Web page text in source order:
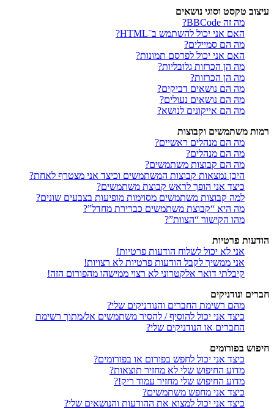
עיצוב טקסט וסוגי נושאים
מה זה BBCode?
האם אני יכול להשתמש ב־HTML?
מה הם סמיילים?
האם אני יכול לפרסם תמונות?
מה הן הכרזות גלובליות?
מה הן הכרזות?
מה הם נושאים דביקים?
מה הם נושאים נעולים?
מה הם אייקונים לנושא?
רמות משתמשים וקבוצות
מה הם מנהלים ראשיים?
מה הם מנהלים?
מה הם קבוצות משתמשים?
היכן נמצאות קבוצות המשתמשים וכיצד אני מצטרף לאחת?
כיצד אני הופך לראש קבוצת משתמשים?
למה קבוצות משתמשים מסוימות מופיעות בצבעים שונים?
מה היא “קבוצת משתמשים כברירת מחדל”?
מהו הקישור “הצוות”?
הודעות פרטיות
אני לא יכול לשלוח הודעות פרטיות!
אני ממשיך לקבל הודעות פרטיות לא רצויות!
קיבלתי דואר אלקטרוני לא רצוי ממישהו מהפורום הזה!
חברים ונודניקים
מהם רשימת החברים והנודניקים שלי?
כיצד אני יכול להוסיף / להסיר משתמשים אל/מתוך רשימת
החברים או הנודניקים שלי?
חיפוש בפורומים
כיצד אני יכול לחפש בפורום או בפורומים?
מדוע החיפוש שלי לא מחזיר תוצאות?
מדוע החיפוש שלי מחזיר עמוד ריק!?
כיצד אני מחפש משתמשים?
כיצד אני יכול למצוא את ההודעות והנושאים שלי?